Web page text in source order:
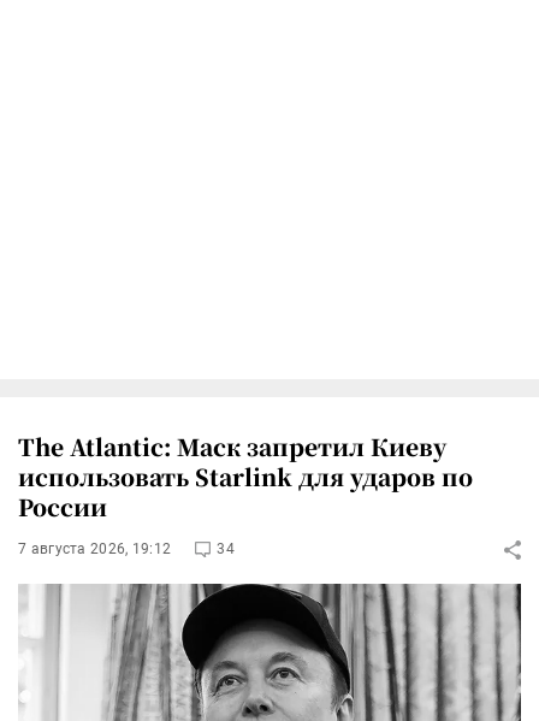
The Atlantic: Маск запретил Киеву
использовать Starlink для ударов по
России
7 августа 2026, 19:12 34